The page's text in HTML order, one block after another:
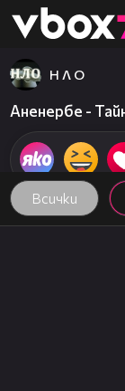
👾
Всички
Н Л О
Аненербе -
03:33